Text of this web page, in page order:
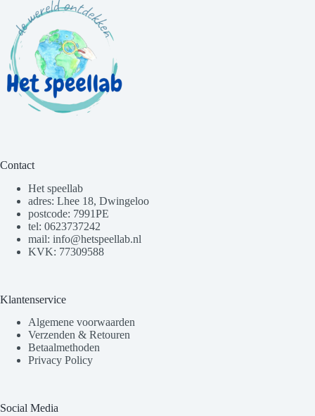
Contact
Het speellab
adres: Lhee 18, Dwingeloo
postcode: 7991PE
tel: 0623737242
mail: info@hetspeellab.nl
KVK: 77309588
Klantenservice
Algemene voorwaarden
Verzenden & Retouren
Betaalmethoden
Privacy Policy
Social Media